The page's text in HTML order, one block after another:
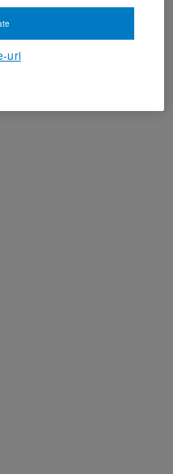
uri